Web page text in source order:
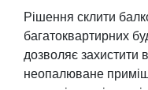
Рішення склити
багатоквартирних
дозволяє захистити
неопалюване